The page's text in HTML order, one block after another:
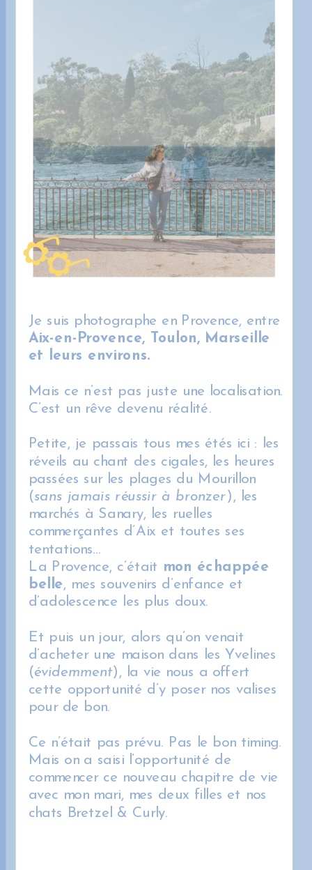
Je suis photographe en Provence, entre
Aix-en-Provence, Toulon, Marseille
et leurs environs.
Mais ce n’est pas juste une localisation.
C’est un rêve devenu réalité.
Petite, je passais tous mes étés ici : les
réveils au chant des cigales, les heures
passées sur les plages du Mourillon
(sans jamais réussir à bronzer), les
marchés à Sanary, les ruelles
commerçantes d’Aix et toutes ses
tentations…
La Provence, c’était mon échappée
belle, mes souvenirs d’enfance et
d’adolescence les plus doux.
Et puis un jour, alors qu’on venait
d’acheter une maison dans les Yvelines
(évidemment), la vie nous a offert
cette opportunité d’y poser nos valises
pour de bon.
Ce n’était pas prévu. Pas le bon timing.
Mais on a saisi l’opportunité de
commencer ce nouveau chapitre de vie
avec mon mari, mes deux filles et nos
chats Bretzel & Curly.